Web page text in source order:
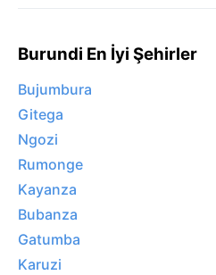
Burundi En İyi Şehirler
Bujumbura
Gitega
Ngozi
Rumonge
Kayanza
Bubanza
Gatumba
Karuzi